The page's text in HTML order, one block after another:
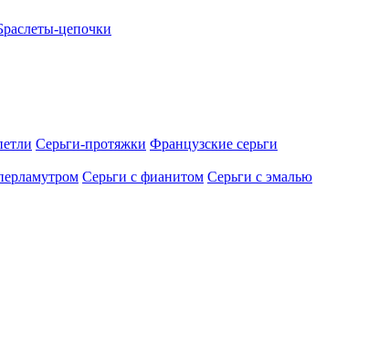
цепочки
Серьги-протяжки Французские серьги
Серьги с фианитом Серьги с эмалью